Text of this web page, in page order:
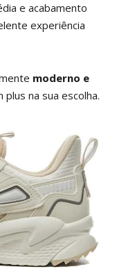
e acabamento
experiência
moderno e
na sua escolha.